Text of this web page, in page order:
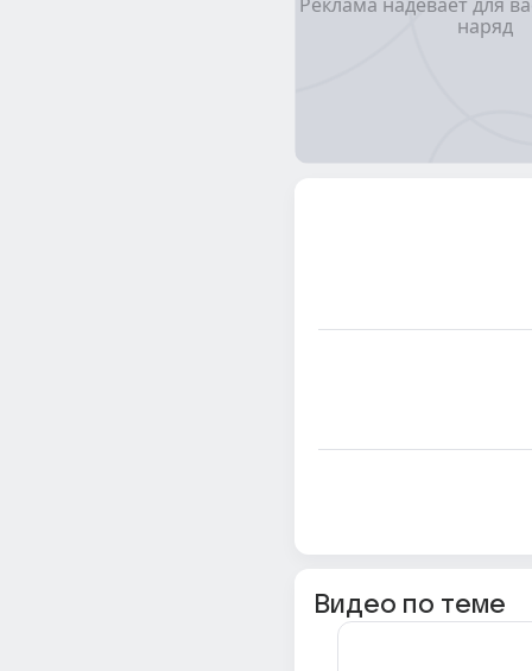
Видео по теме